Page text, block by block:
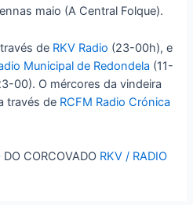
maio (A Central Folque).
de RKV Radio (23-00h), e
Municipal de Redondela (11-
00). O mércores da vindeira
través de RCFM Radio Crónica
CORCOVADO RKV / RADIO